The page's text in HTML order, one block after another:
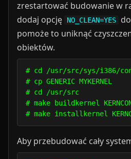
zrestartować budowanie w
dodaj opcję
NO_CLEAN=YES
pomoże to uniknąć
obiektów.
# cd /usr/src/sys/i386/
# cp GENERIC MYKERNEL
# cd /usr/src
# make buildkernel
Aby przebudować cały